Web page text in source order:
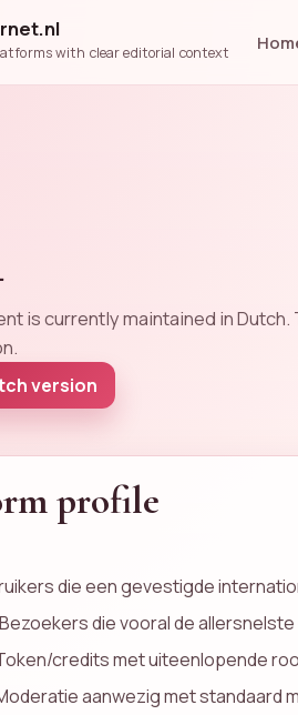
with clear editorial context
is currently maintained in
version
profile
die een gevestigde
Bezoekers die vooral de
credits met uiteenlopende
aanwezig met standaard